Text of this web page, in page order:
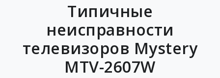
Типичные
неисправности
телевизоров Mystery
MTV-2607W